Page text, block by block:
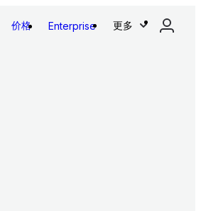
价格 Enterprise 更多